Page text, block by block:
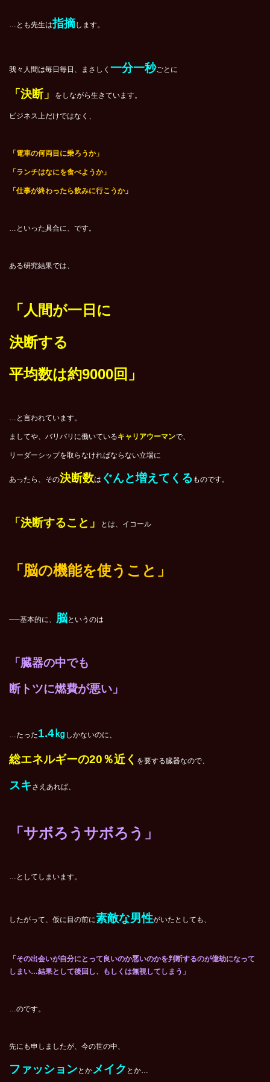
…とも先生は指摘します。
我々人間は毎日毎日、まさしく 一分一秒ごとに
「決断」 をしながら生きています。
ビジネス上だけではなく、
「電車の何両目に乗ろうか」
「ランチはなにを食べようか」
「仕事が終わったら飲みに行こうか」
…といった具合に、です。
ある研究結果では、
「人間が一日に
決断する
平均数は約9000回」
…と言われています。
ましてや、バリバリに働いているキャリアウーマンで、
リーダーシップを取らなければならない立場に
あったら、その決断数は ぐんと増えてくる ものです。
「決断すること」 とは、イコール
「脳の機能を使うこと」
──基本的に、 脳というのは
「臓器の中でも
断トツに燃費が悪い」
…たった1.4㎏ しかないのに、
総エネルギーの20％近く を要する臓器なので、
スキさえあれば、
「サボろうサボろう」
…としてしまいます。
したがって、仮に目の前に素敵な男性がいたとしても、
「 その出会いが自分にとって良いのか悪いのかを判断するのが億劫になって
しまい…結果として後回し、もしくは無視してしまう」
…のです。
先にも申しましたが、今の世の中、
ファッション とかメイク とか…